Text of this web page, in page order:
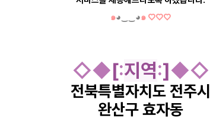
๑◕‿‿◕๑ ♡♡♡
◇◆[:지역:]◆◇
전북특별자치도 전주시
완산구 효자동